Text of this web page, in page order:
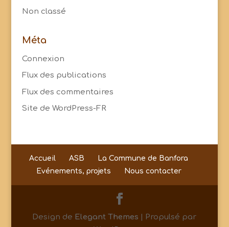
Non classé
Méta
Connexion
Flux des publications
Flux des commentaires
Site de WordPress-FR
Accueil ASB
La Commune de Banfora
Evénements, projets
Nous contacter
Design de Elegant Themes | Propulsé par